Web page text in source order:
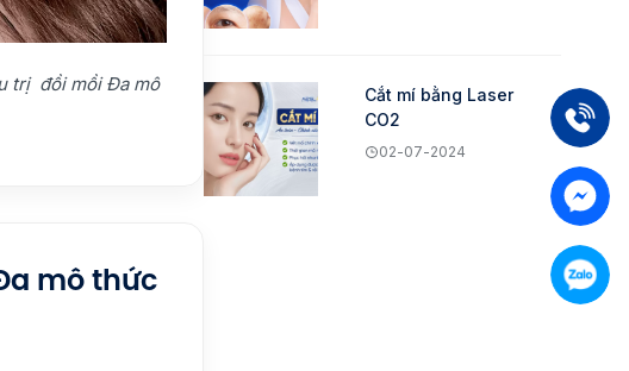
trị đồi mồi Đa mô
mô thức
Cắt mí bằng Laser
CO2
02-07-2024